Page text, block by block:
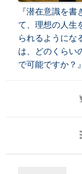
『潜在意識を書
て、理想の人生
られるようにな
は、どのくらい
で可能ですか？』